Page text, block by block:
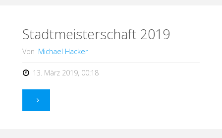
der
Volleyballabteilung"
Stadtmeisterschaft 2019
Von Michael Hacker
13. März 2019, 00:18
"Stadtmeisterschaft